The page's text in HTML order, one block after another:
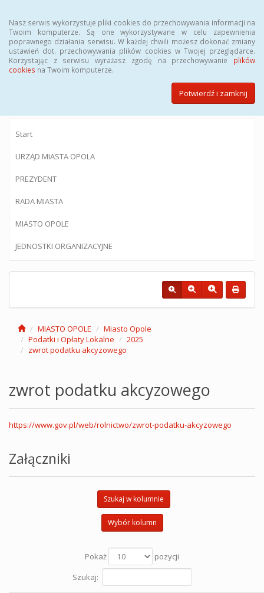
Nasz serwis wykorzystuje pliki cookies do przechowywania informacji na
Twoim komputerze. Są one wykorzystywane w celu zapewnienia
poprawnego działania serwisu. W każdej chwili możesz dokonać zmiany
ustawień dot. przechowywania plików cookies w Twojej przeglądarce.
Korzystając z serwisu wyrażasz zgodę na przechowywanie plików
cookies na Twoim komputerze.
Potwierdź i zamknij
BIULETYN INFORMACJI PUBLICZNEJ
Urzędu Miasta Opola
Start
URZĄD MIASTA OPOLA
PREZYDENT
RADA MIASTA
MIASTO OPOLE
JEDNOSTKI ORGANIZACYJNE
MIASTO OPOLE
Miasto Opole
Podatki i Opłaty Lokalne
2025
zwrot podatku akcyzowego
zwrot podatku akcyzowego
https://www.gov.pl/web/rolnictwo/zwrot-podatku-akcyzowego
Załączniki
Szukaj w kolumnie
Wybór kolumn
Pokaż
pozycji
Szukaj: